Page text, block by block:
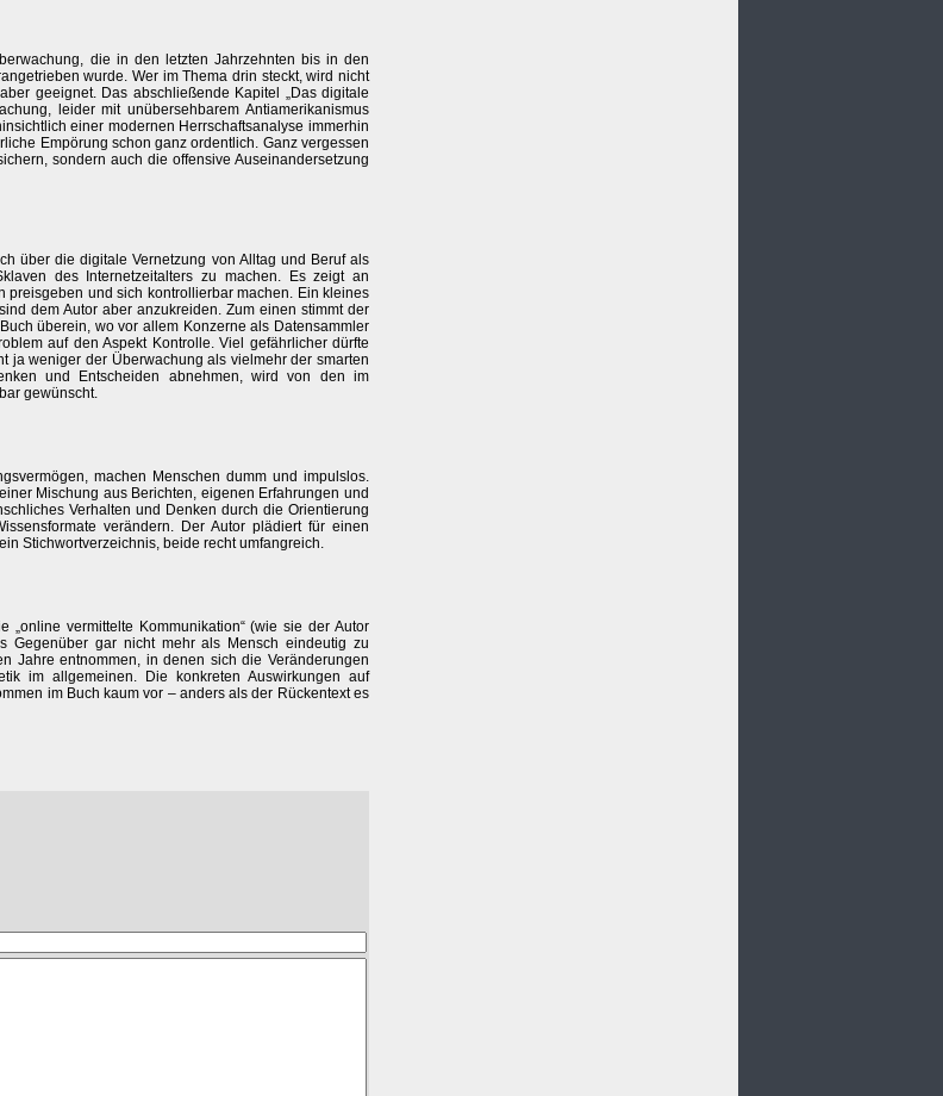
die in den letzten Jahrzehnten bis in den
wurde. Wer im Thema drin steckt, wird nicht
geeignet. Das abschließende Kapitel „Das digitale
leider mit unübersehbarem Antiamerikanismus
einer modernen Herrschaftsanalyse immerhin
Empörung schon ganz ordentlich. Ganz vergessen
sondern auch die offensive Auseinandersetzung
über die digitale Vernetzung von Alltag und Beruf als
des Internetzeitalters zu machen. Es zeigt an
preisgeben und sich kontrollierbar machen. Ein kleines
dem Autor aber anzukreiden. Zum einen stimmt der
überein, wo vor allem Konzerne als Datensammler
auf den Aspekt Kontrolle. Viel gefährlicher dürfte
ja weniger der Überwachung als vielmehr der smarten
und Entscheiden abnehmen, wird von den im
gewünscht.
machen Menschen dumm und impulslos.
Mischung aus Berichten, eigenen Erfahrungen und
Verhalten und Denken durch die Orientierung
verändern. Der Autor plädiert für einen
Stichwortverzeichnis, beide recht umfangreich.
vermittelte Kommunikation“ (wie sie der Autor
Gegenüber gar nicht mehr als Mensch eindeutig zu
Jahre entnommen, in denen sich die Veränderungen
im allgemeinen. Die konkreten Auswirkungen auf
im Buch kaum vor – anders als der Rückentext es